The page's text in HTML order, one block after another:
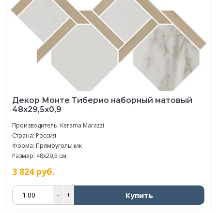
Декор Монте Тиберио наборный матовый
48x29,5x0,9
Производитель: Kerama Marazzi
Страна: Россия
Форма: Прямоугольник
Размер: 48x29,5 см.
3 824руб.
– + Купить